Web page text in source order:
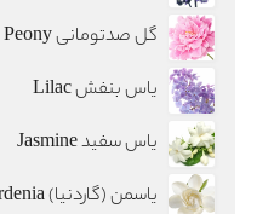
گل صدتومانی Peony
یاس بنفش Lilac
یاس سفید Jasmine
یاسمن (گاردنیا) Gardenia